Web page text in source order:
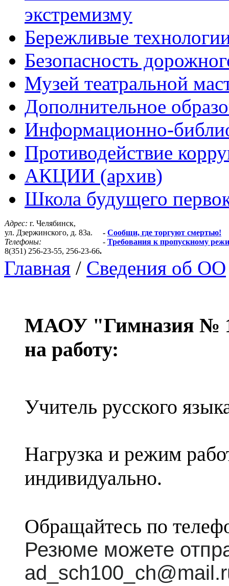
экстремизму
Бережливые
Безопасность
Музей театральной
Дополнительное
Информационно-
Противодействие
АКЦИИ (архив)
Школа будущего
Адрес: г. Челябинск,
ул. Дзержинского, д. 83а.
Телефоны:
8(351) 256-23-55, 256-23-66.
- Сообщи, где торгуют смертью!
- Требования к пропускному
Главная / Сведения об ОО
МАОУ "Гимназия №
на работу:
Учитель русского
Нагрузка и режим
индивидуально.
Обращайтесь по
Резюме можете